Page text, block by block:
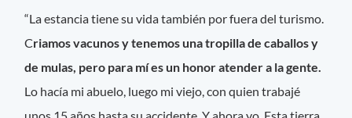
“La estancia tiene su vida también por fuera del turismo.
Criamos vacunos y tenemos una tropilla de caballos y
de mulas, pero para mí es un honor atender a la gente.
Lo hacía mi abuelo, luego mi viejo, con quien trabajé
unos 15 años hasta su accidente. Y ahora yo. Esta tierra